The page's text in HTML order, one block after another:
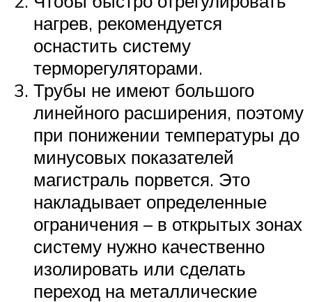
нагрев, рекомендуется
оснастить систему
терморегуляторами.
Трубы не имеют большого
линейного расширения, поэтому
при понижении температуры до
минусовых показателей
магистраль порвется. Это
накладывает определенные
ограничения – в открытых зонах
систему нужно качественно
изолировать или сделать
переход на металлические